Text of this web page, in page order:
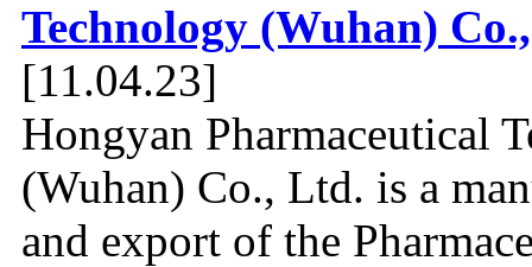
Technology (Wuhan)
[11.04.23]
Hongyan Pharmaceutical
(Wuhan) Co., Ltd. is a
and export of the